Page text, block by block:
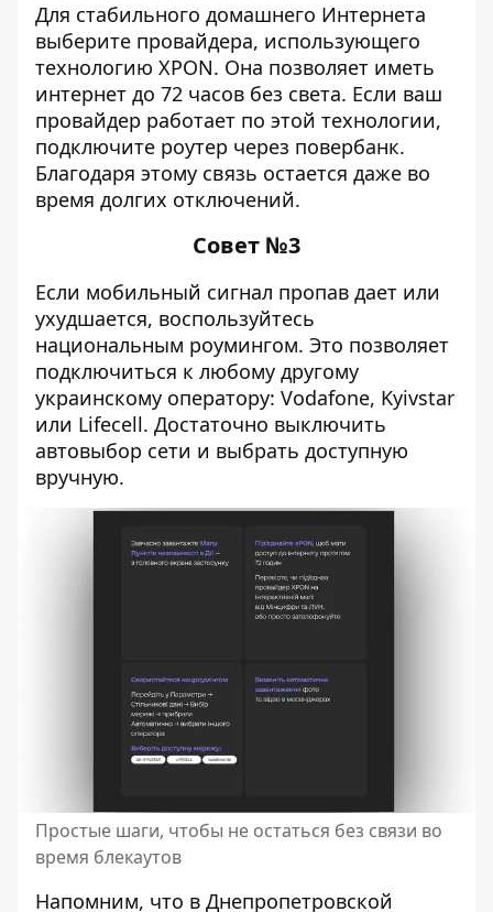
Для стабильного домашнего Интернета
выберите провайдера, использующего
технологию XPON. Она позволяет иметь
интернет до 72 часов без света. Если ваш
провайдер работает по этой технологии,
подключите роутер через повербанк.
Благодаря этому связь остается даже во
время долгих отключений.
Совет №3
Если мобильный сигнал пропав дает или
ухудшается, воспользуйтесь
национальным роумингом. Это позволяет
подключиться к любому другому
украинскому оператору: Vodafone, Kyivstar
или Lifecell. Достаточно выключить
автовыбор сети и выбрать доступную
вручную.
Простые шаги, чтобы не остаться без связи во
время блекаутов
Напомним, что в Днепропетровской